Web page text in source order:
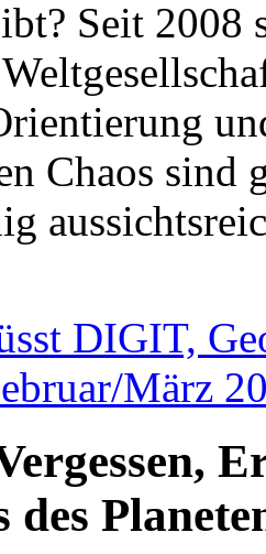
Seit 2008
Chaos sind
DIGIT,
März
des